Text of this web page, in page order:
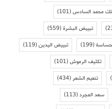
محمد السادس(101)
تبييض البشرة(559)
(199) تبييض اليدين(119)
تكثيف الرموش(101)
تنعيم الشعر(434)
سعد المجرد(113)